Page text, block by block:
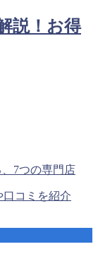
説！お得
7つの専門店
口コミを紹介